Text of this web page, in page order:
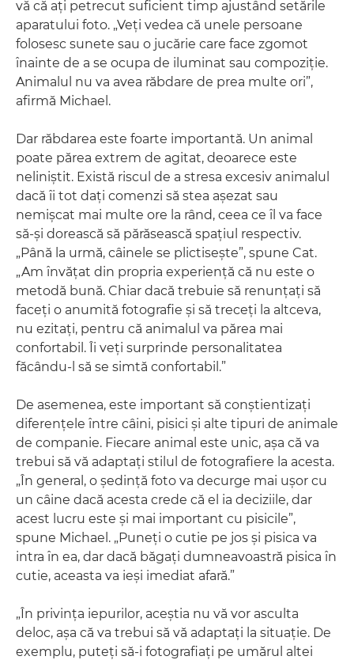
vă că aţi petrecut suficient timp ajustând setările
aparatului foto. „Veţi vedea că unele persoane
folosesc sunete sau o jucărie care face zgomot
înainte de a se ocupa de iluminat sau compoziţie.
Animalul nu va avea răbdare de prea multe ori”,
afirmă Michael.
Dar răbdarea este foarte importantă. Un animal
poate părea extrem de agitat, deoarece este
neliniştit. Există riscul de a stresa excesiv animalul
dacă îi tot daţi comenzi să stea aşezat sau
nemişcat mai multe ore la rând, ceea ce îl va face
să-şi dorească să părăsească spaţiul respectiv.
„Până la urmă, câinele se plictiseşte”, spune Cat.
„Am învăţat din propria experienţă că nu este o
metodă bună. Chiar dacă trebuie să renunţaţi să
faceţi o anumită fotografie şi să treceţi la altceva,
nu ezitaţi, pentru că animalul va părea mai
confortabil. Îi veţi surprinde personalitatea
făcându-l să se simtă confortabil.”
De asemenea, este important să conştientizaţi
diferenţele între câini, pisici şi alte tipuri de animale
de companie. Fiecare animal este unic, aşa că va
trebui să vă adaptaţi stilul de fotografiere la acesta.
„În general, o şedinţă foto va decurge mai uşor cu
un câine dacă acesta crede că el ia deciziile, dar
acest lucru este şi mai important cu pisicile”,
spune Michael. „Puneţi o cutie pe jos şi pisica va
intra în ea, dar dacă băgaţi dumneavoastră pisica în
cutie, aceasta va ieşi imediat afară.”
„În privinţa iepurilor, aceştia nu vă vor asculta
deloc, aşa că va trebui să vă adaptaţi la situaţie. De
exemplu, puteţi să-i fotografiaţi pe umărul altei